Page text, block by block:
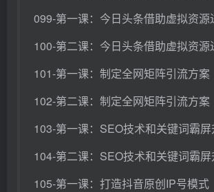
099-第一课：今日头条借助虚拟资
100-第二课：今日头条借助虚拟资
101-第一课：制定全网矩阵引流方案
102-第二课：制定全网矩阵引流方案
103-第一课：SEO技术和关键词霸
104-第二课：SEO技术和关键词霸
105-第一课：打造抖音原创IP号模式